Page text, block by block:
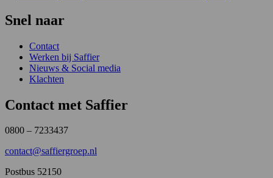
Snel naar
Contact
Werken bij Saffier
Nieuws & Social media
Klachten
Contact met Saffier
0800 – 7233437
contact@saffiergroep.nl
Postbus 52150